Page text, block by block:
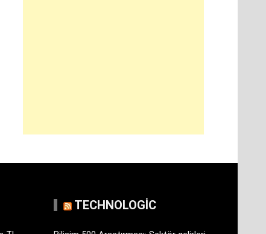
TECHNOLOGIC